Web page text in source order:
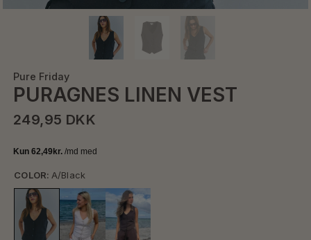
Pure Friday
PURAGNES LINEN VEST
249,95 DKK
COLOR: A/Black